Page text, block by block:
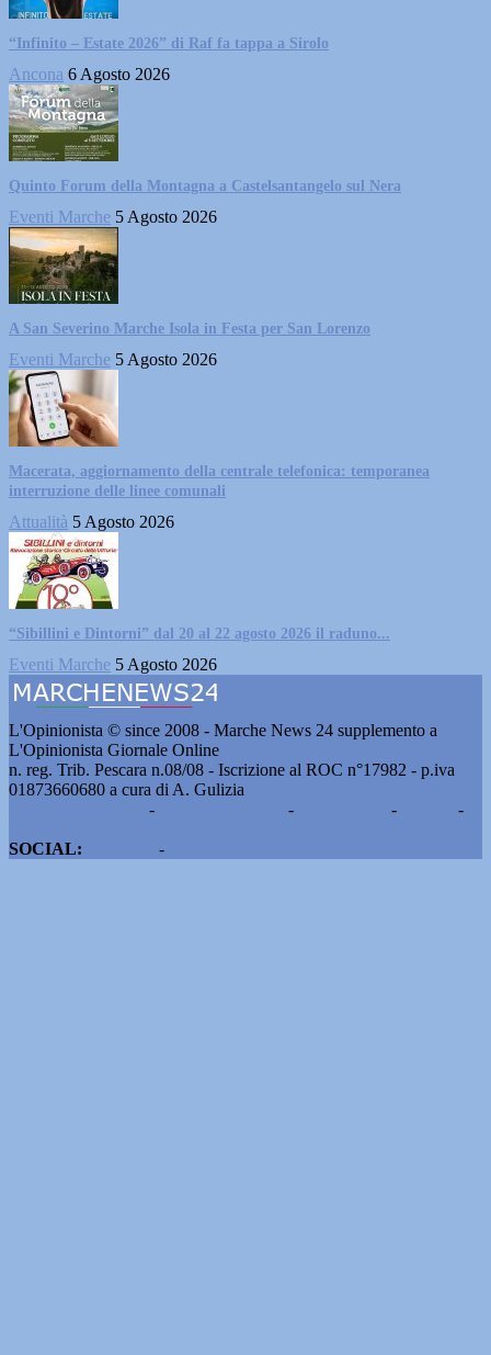
“Infinito – Estate 2026” di Raf fa tappa a Sirolo
Ancona 6 Agosto 2026
Quinto Forum della Montagna a Castelsantangelo sul Nera
Eventi Marche 5 Agosto 2026
A San Severino Marche Isola in Festa per San Lorenzo
Eventi Marche 5 Agosto 2026
Macerata, aggiornamento della centrale telefonica: temporanea
interruzione delle linee comunali
Attualità 5 Agosto 2026
“Sibillini e Dintorni” dal 20 al 22 agosto 2026 il raduno...
Eventi Marche 5 Agosto 2026
L'Opinionista © since 2008 - Marche News 24 supplemento a
L'Opinionista Giornale Online
n. reg. Trib. Pescara n.08/08 - Iscrizione al ROC n°17982 - p.iva
01873660680 a cura di A. Gulizia
- - -
-
SOCIAL:
-